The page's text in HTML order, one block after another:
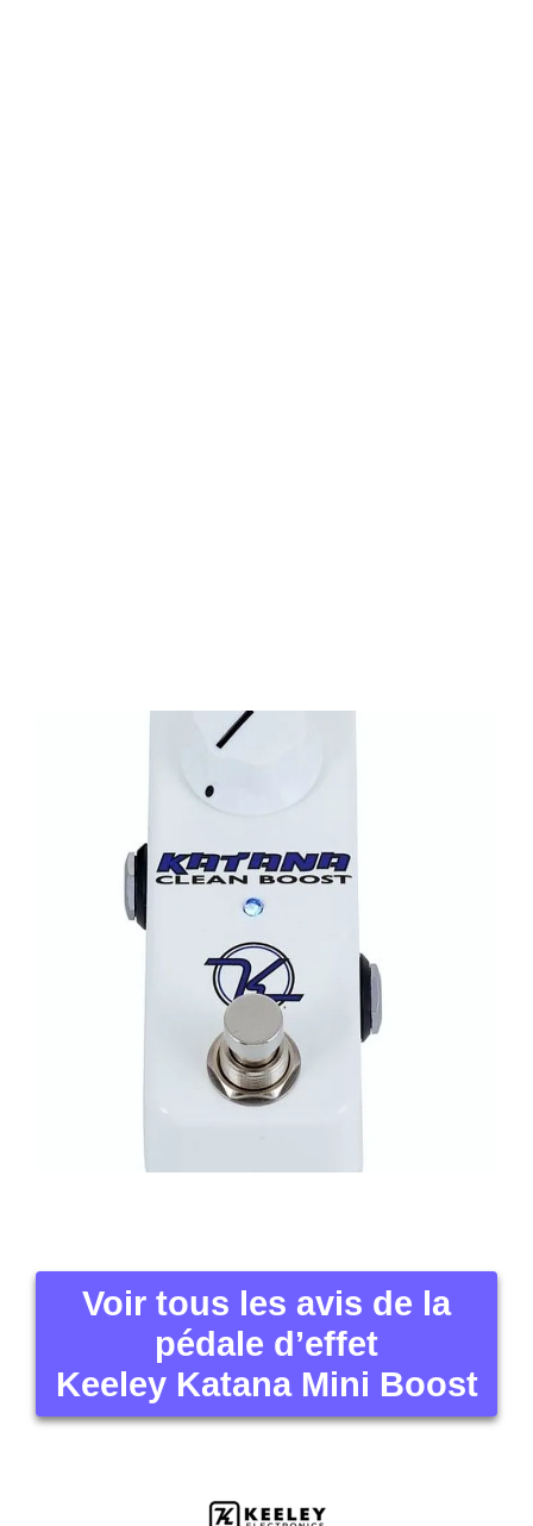
Voir tous les avis de la
pédale d’effet
Keeley Katana Mini Boost